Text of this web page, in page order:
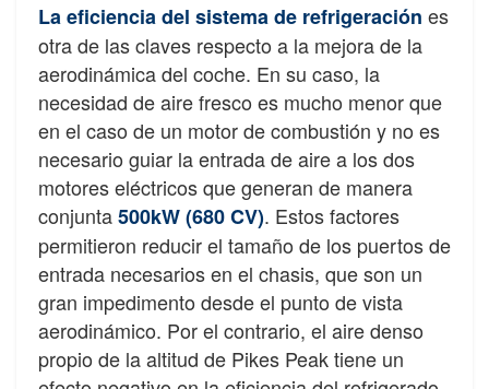
La eficiencia del sistema de refrigeración es
otra de las claves respecto a la mejora de la
aerodinámica del coche. En su caso, la
necesidad de aire fresco es mucho menor que
en el caso de un motor de combustión y no es
necesario guiar la entrada de aire a los dos
motores eléctricos que generan de manera
conjunta500kW (680 CV). Estos factores
permitieron reducir el tamaño de los puertos de
entrada necesarios en el chasis, que son un
gran impedimento desde el punto de vista
aerodinámico. Por el contrario, el aire denso
propio de la altitud de Pikes Peak tiene un